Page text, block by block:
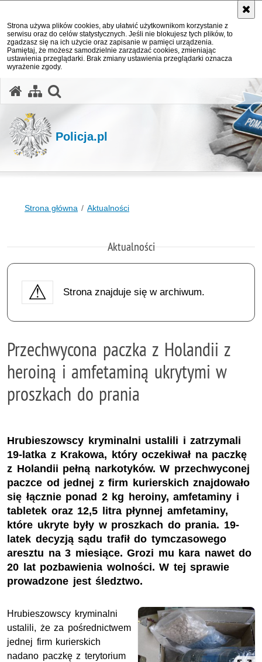
Strona używa plików cookies, aby ułatwić użytkownikom korzystanie z
serwisu oraz do celów statystycznych. Jeśli nie blokujesz tych plików, to
zgadzasz się na ich użycie oraz zapisanie w pamięci urządzenia.
Pamiętaj, że możesz samodzielnie zarządzać cookies, zmieniając
ustawienia przeglądarki. Brak zmiany ustawienia przeglądarki oznacza
wyrażenie zgody.
Policja.pl
Strona główna Aktualności
Aktualności
Strona znajduje się w archiwum.
Przechwycona paczka z Holandii z
heroiną i amfetaminą ukrytymi w
proszkach do prania
Hrubieszowscy kryminalni ustalili i zatrzymali
19-latka z Krakowa, który oczekiwał na paczkę
z Holandii pełną narkotyków. W przechwyconej
paczce od jednej z firm kurierskich znajdowało
się łącznie ponad 2 kg heroiny, amfetaminy i
tabletek oraz 12,5 litra płynnej amfetaminy,
które ukryte były w proszkach do prania. 19-
latek decyzją sądu trafił do tymczasowego
aresztu na 3 miesiące. Grozi mu kara nawet do
20 lat pozbawienia wolności. W tej sprawie
prowadzone jest śledztwo.
Hrubieszowscy kryminalni
ustalili, że za pośrednictwem
jednej firm kurierskich
nadano paczkę z terytorium